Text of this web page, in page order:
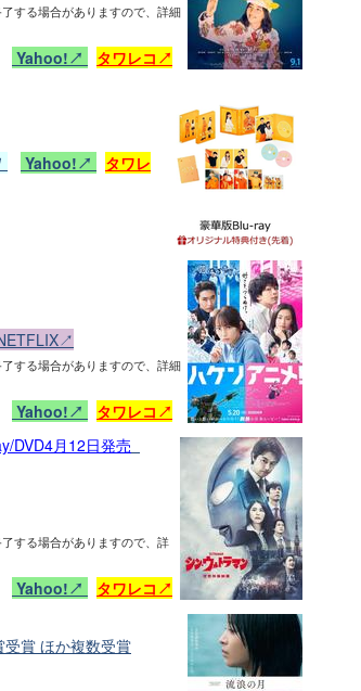
する場合がありますので、詳細
Yahoo!↗
タワレコ↗
Yahoo!↗
タワレ
する場合がありますので、詳細
Yahoo!↗
タワレコ↗
DVD4月12日発売
する場合がありますので、詳
Yahoo!↗
タワレコ↗
賞 ほか複数受賞